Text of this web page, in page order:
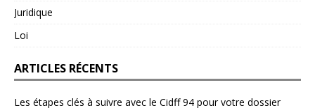
Juridique
Loi
ARTICLES RÉCENTS
Les étapes clés à suivre avec le Cidff 94 pour votre dossier